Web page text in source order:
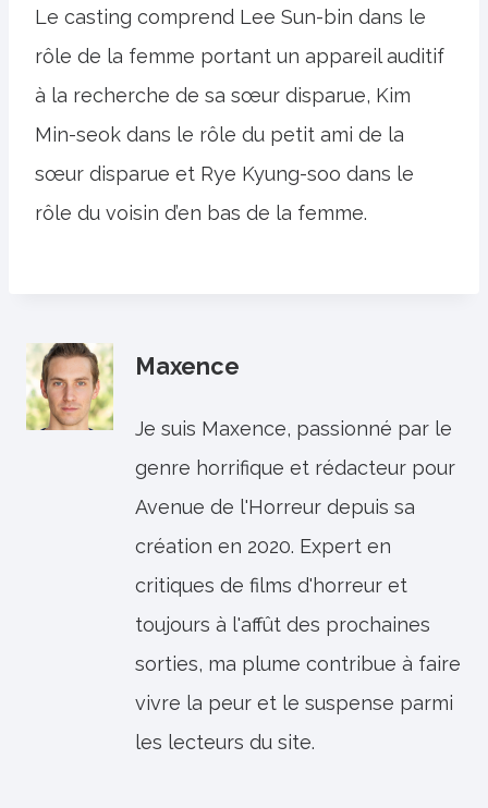
Le casting comprend Lee Sun-bin dans le
rôle de la femme portant un appareil auditif
à la recherche de sa sœur disparue, Kim
Min-seok dans le rôle du petit ami de la
sœur disparue et Rye Kyung-soo dans le
rôle du voisin d’en bas de la femme.
Maxence
Je suis Maxence, passionné par le
genre horrifique et rédacteur pour
Avenue de l'Horreur depuis sa
création en 2020. Expert en
critiques de films d'horreur et
toujours à l'affût des prochaines
sorties, ma plume contribue à faire
vivre la peur et le suspense parmi
les lecteurs du site.